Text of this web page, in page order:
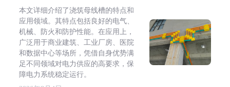
本文详细介绍了浇筑母线槽的特点和
应用领域。其特点包括良好的电气、
机械、防火和防护性能。在应用上，
广泛用于商业建筑、工业厂房、医院
和数据中心等场所，凭借自身优势满
足不同领域对电力供应的高要求，保
障电力系统稳定运行。